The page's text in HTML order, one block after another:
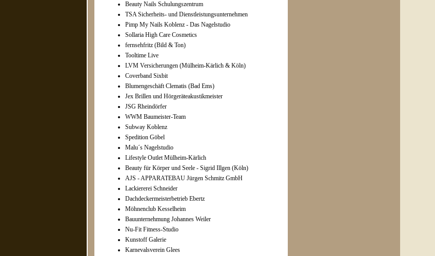
Beauty Nails Schulungszentrum
TSA Sicherheits- und Dienstleistungsunternehmen
Pimp My Nails Koblenz - Das Nagelstudio
Sollaria High Care Cosmetics
fernsehfritz (Bild & Ton)
Tooltime Live
LVM Versicherungen (Mülheim-Kärlich & Köln)
Coverband Sixbit
Blumengeschäft Clematis (Bad Ems)
Jex Brillen und Hörgeräteakustikmeister
JSG Rheindörfer
WWM Baumeister-Team
Subway Koblenz
Spedition Göbel
Malu´s Nagelstudio
Lifestyle Outlet Mülheim-Kärlich
Beauty für Körper und Seele - Sigrid Illgen (Köln)
AJS - APPARATEBAU Jürgen Schmitz GmbH
Lackiererei Schneider
Dachdeckermeisterbetrieb Ebertz
Möhnenclub Kesselheim
Bauunternehmung Johannes Weiler
Nu-Fit Fitness-Studio
Kunstoff Galerie
Karnevalsverein Glees